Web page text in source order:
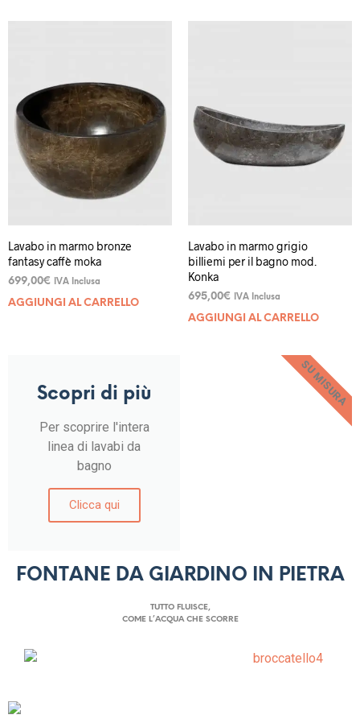
Lavabo in marmo bronze
fantasy caffè moka
699,00€ IVA Inclusa
AGGIUNGI AL CARRELLO
Lavabo in marmo grigio
billiemi per il bagno mod.
Konka
695,00€ IVA Inclusa
AGGIUNGI AL CARRELLO
Scopri di più
Per scoprire l'intera
linea di lavabi da
bagno
Clicca qui
SU MISURA
FONTANE DA GIARDINO IN PIETRA
TUTTO FLUISCE,
COME L’ACQUA CHE SCORRE